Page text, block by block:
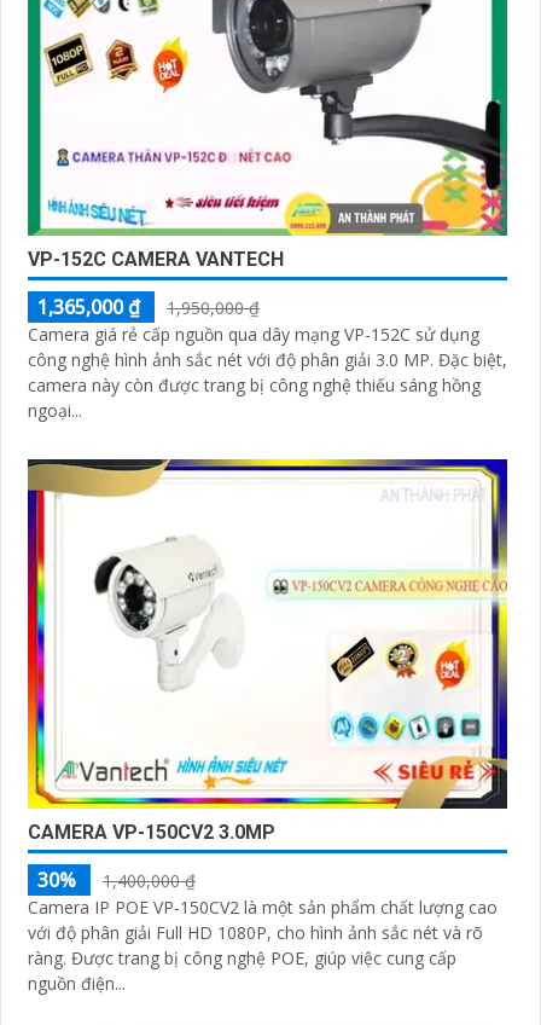
VP-152C CAMERA VANTECH
1,365,000 ₫
1,950,000 ₫
Camera giá rẻ cấp nguồn qua dây mạng VP-152C sử dụng
công nghệ hình ảnh sắc nét với độ phân giải 3.0 MP. Đặc biệt,
camera này còn được trang bị công nghệ thiếu sáng hồng
ngoại...
CAMERA VP-150CV2 3.0MP
30%
1,400,000 ₫
Camera IP POE VP-150CV2 là một sản phẩm chất lượng cao
với độ phân giải Full HD 1080P, cho hình ảnh sắc nét và rõ
ràng. Được trang bị công nghệ POE, giúp việc cung cấp
nguồn điện...